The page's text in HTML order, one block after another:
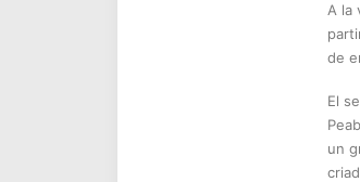
A la
de
El
un